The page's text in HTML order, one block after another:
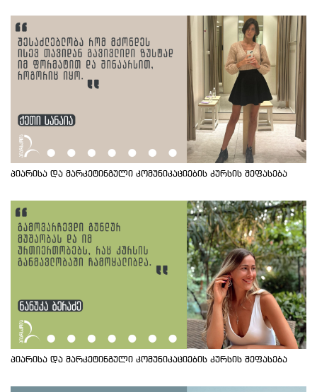
პიარისა და მარკეტინგული კომუნიკაციების კურსის შეფასება
პიარისა და მარკეტინგული კომუნიკაციების კურსის შეფასება